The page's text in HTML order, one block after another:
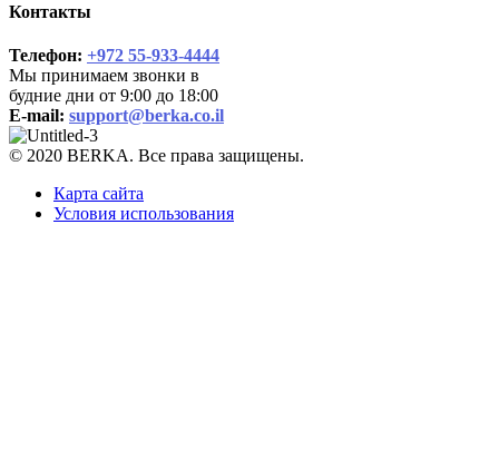
Контакты
Телефон: +972 55-933-4444
Мы принимаем звонки в
будние дни от 9:00 до 18:00
E-mail: support@berka.co.il
© 2020 BERKA. Все права защищены.
Карта сайта
Условия использования